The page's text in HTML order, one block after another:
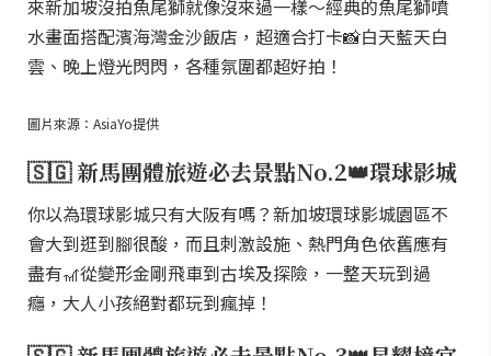
來新加坡沒拍魚尾獅就像沒來過一樣～經典的魚尾獅噴
水畫面搭配濱海灣金沙飯店，超適合打卡📸白天藍天白
雲、晚上燈光閃閃，各種氛圍都超好拍！
圖片來源：AsiaYo提供
🇸🇬 新馬團體旅遊必去景點No.2👑環球影城
你以為環球影城只有大阪有嗎？新加坡環球影城園區不
會大到逛到腳很酸，而且刺激設施、熱門角色依舊應有
盡有🎢從變形金剛飛車到古埃及探險，一整天玩到過
癮，大人小孩絕對都玩到瘋掉！